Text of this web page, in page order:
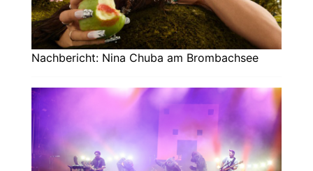
Nachbericht: Nina Chuba am Brombachsee